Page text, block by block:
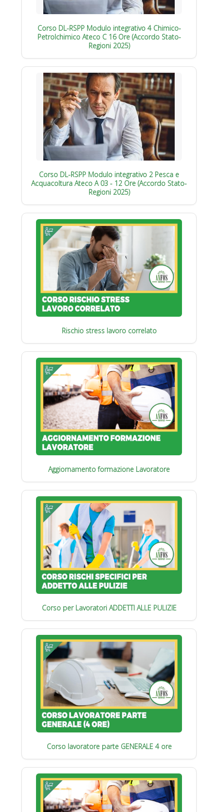
Corso DL-RSPP Modulo integrativo 4 Chimico-
Petrolchimico Ateco C 16 Ore (Accordo Stato-
Regioni 2025)
Corso DL-RSPP Modulo integrativo 2 Pesca e
Acquacoltura Ateco A 03 - 12 Ore (Accordo Stato-
Regioni 2025)
Rischio stress lavoro correlato
Aggiornamento formazione Lavoratore
Corso per Lavoratori ADDETTI ALLE PULIZIE
Corso lavoratore parte GENERALE 4 ore